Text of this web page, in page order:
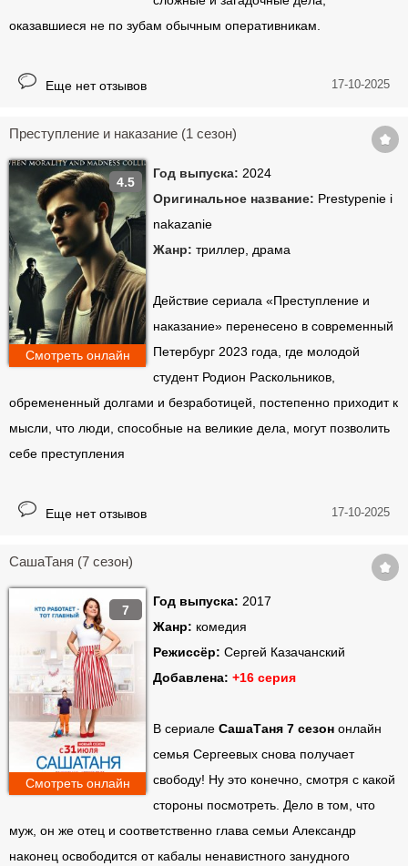
оказавшиеся не по зубам обычным оперативникам.
Еще нет отзывов 17-10-2025
Преступление и наказание (1 сезон)
4.5
Год выпуска: 2024
Оригинальное название: Prestypenie i
nakazanie
Жанр: триллер, драма
Действие сериала «Преступление и
наказание» перенесено в современный
Петербург 2023 года, где молодой
студент Родион Раскольников,
обремененный долгами и безработицей, постепенно приходит к
мысли, что люди, способные на великие дела, могут позволить
себе преступления
Смотреть онлайн
Еще нет отзывов 17-10-2025
СашаТаня (7 сезон)
7
Год выпуска: 2017
Жанр: комедия
Режиссёр: Сергей Казачанский
Добавлена: +16 серия
В сериале СашаТаня 7 сезон онлайн
семья Сергеевых снова получает
свободу! Ну это конечно, смотря с какой
стороны посмотреть. Дело в том, что
муж, он же отец и соответственно глава семьи Александр
наконец освободится от кабалы ненавистного занудного
Смотреть онлайн